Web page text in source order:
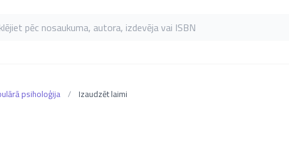
pēc nosaukuma, autora, izdevēja vai ISBN
psiholoģija / Izaudzēt laimi